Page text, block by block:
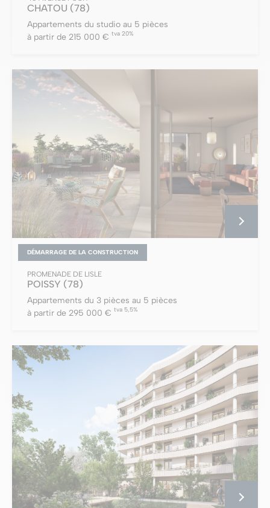
CHATOU (78)
Appartements du studio au 5 pièces
à partir de 215 000 € tva 20%
DÉMARRAGE DE LA CONSTRUCTION
PROMENADE DE LISLE
POISSY (78)
Appartements du 3 pièces au 5 pièces
à partir de 295 000 € tva 5,5%